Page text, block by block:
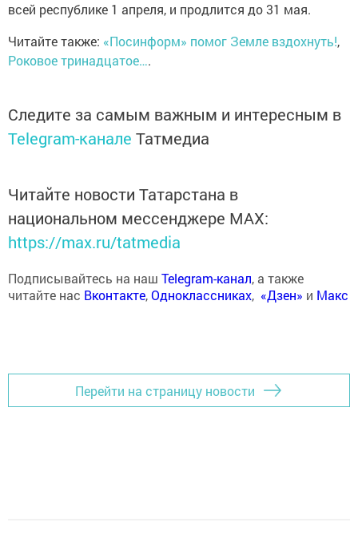
всей республике 1 апреля, и продлится до 31 мая.
Читайте также: «Посинформ» помог Земле вздохнуть!,
Роковое тринадцатое….
Следите за самым важным и интересным в
Telegram-канале Татмедиа
Читайте новости Татарстана в
национальном мессенджере MАХ:
https://max.ru/tatmedia
Подписывайтесь на наш Telegram-канал, а также
читайте нас Вконтакте,Одноклассниках, «Дзен» и Макс
Перейти на страницу новости